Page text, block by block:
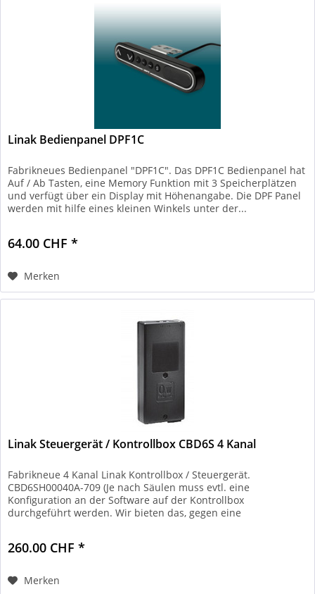
Linak Bedienpanel DPF1C
Fabrikneues Bedienpanel "DPF1C". Das DPF1C Bedienpanel hat
Auf / Ab Tasten, eine Memory Funktion mit 3 Speicherplätzen
und verfügt über ein Display mit Höhenangabe. Die DPF Panel
werden mit hilfe eines kleinen Winkels unter der...
64.00 CHF *
Merken
Linak Steuergerät / Kontrollbox CBD6S 4 Kanal
Fabrikneue 4 Kanal Linak Kontrollbox / Steuergerät.
CBD6SH00040A-709 (Je nach Säulen muss evtl. eine
Konfiguration an der Software auf der Kontrollbox
durchgeführt werden. Wir bieten das, gegen eine
260.00 CHF *
Merken